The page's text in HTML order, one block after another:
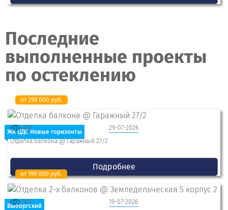
Последние
выполненные проекты
по остеклению
ЖК ЦДС Новые горизонты
от 299 000 руб.
29-07-2026
40
Отделка балкона @ Гаражный 27/2
Подробнее
Выборгский
от 199 000 руб.
19-07-2026
55